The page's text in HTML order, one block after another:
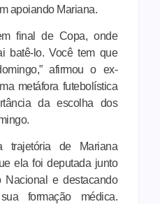
apoiando Mariana.
final de Copa, onde
batê-lo. Você tem que
afirmou o ex-
metáfora futebolística
da escolha dos
trajetória de Mariana
ela foi deputada junto
e destacando
formação médica.